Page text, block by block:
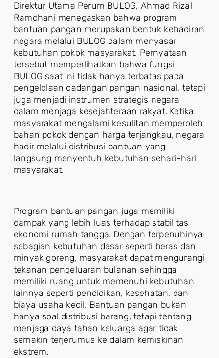
Direktur Utama Perum BULOG, Ahmad Rizal
Ramdhani menegaskan bahwa program
bantuan pangan merupakan bentuk kehadiran
negara melalui BULOG dalam menyasar
kebutuhan pokok masyarakat. Pernyataan
tersebut memperlihatkan bahwa fungsi
BULOG saat ini tidak hanya terbatas pada
pengelolaan cadangan pangan nasional, tetapi
juga menjadi instrumen strategis negara
dalam menjaga kesejahteraan rakyat. Ketika
masyarakat mengalami kesulitan memperoleh
bahan pokok dengan harga terjangkau, negara
hadir melalui distribusi bantuan yang
langsung menyentuh kebutuhan sehari-hari
masyarakat.
Program bantuan pangan juga memiliki
dampak yang lebih luas terhadap stabilitas
ekonomi rumah tangga. Dengan terpenuhinya
sebagian kebutuhan dasar seperti beras dan
minyak goreng, masyarakat dapat mengurangi
tekanan pengeluaran bulanan sehingga
memiliki ruang untuk memenuhi kebutuhan
lainnya seperti pendidikan, kesehatan, dan
biaya usaha kecil. Bantuan pangan bukan
hanya soal distribusi barang, tetapi tentang
menjaga daya tahan keluarga agar tidak
semakin terjerumus ke dalam kemiskinan
ekstrem.